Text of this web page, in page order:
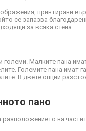
принтирани
се запазва
за всяка стена.
големи. Малките пана
Големите пана имат
В двете опции
пано
на